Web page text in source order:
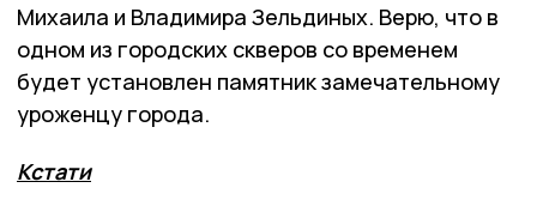
Михаила и Владимира Зельдиных. Верю, что в
одном из городских скверов со временем
будет установлен памятник замечательному
уроженцу города.
Кстати